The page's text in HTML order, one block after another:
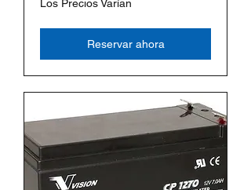
Precios
Los Precios Varían
Reservar ahora